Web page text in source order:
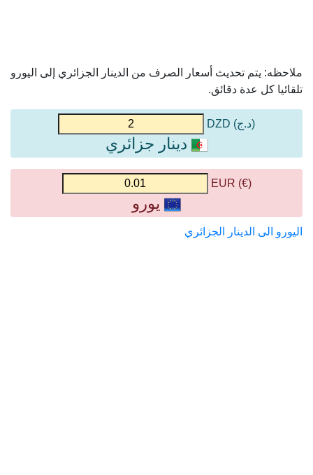
ملاحظه: يتم تحديث أسعار الصرف من الدينار الجزائري إلى اليورو
تلقائيا كل عدة دقائق.
(د.ج) DZD
دينار جزائري
(€) EUR
يورو
اليورو الى الدينار الجزائري